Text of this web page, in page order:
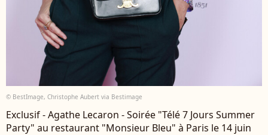
© BestImage, Christophe Aubert via Bestimage
Exclusif - Agathe Lecaron - Soirée "Télé 7 Jours Summer
Party" au restaurant "Monsieur Bleu" à Paris le 14 juin